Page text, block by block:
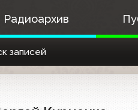
Радиоархив
записей